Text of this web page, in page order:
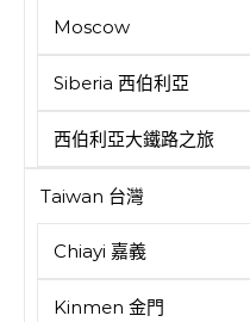
Moscow
Siberia 西伯利亞
西伯利亞大鐵路之旅
Taiwan 台灣
Chiayi 嘉義
Kinmen 金門